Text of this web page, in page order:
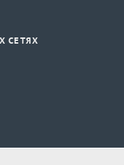
СЕТЯХ